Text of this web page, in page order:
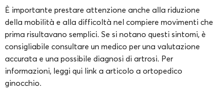
È importante prestare attenzione anche alla riduzione
della mobilità e alla difficoltà nel compiere movimenti che
prima risultavano semplici. Se si notano questi sintomi, è
consigliabile consultare un medico per una valutazione
accurata e una possibile diagnosi di artrosi. Per
informazioni, leggi qui link a articolo a ortopedico
ginocchio.